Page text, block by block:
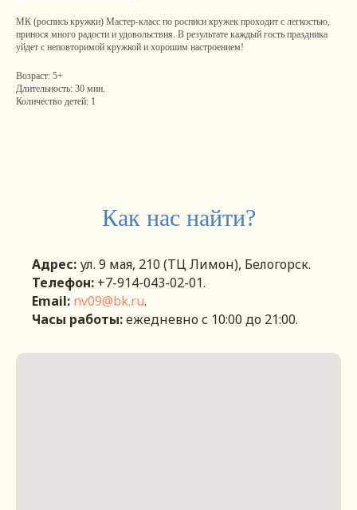
МК (роспись кружки) Мастер-класс по росписи кружек проходит с легкостью,
принося много радости и удовольствия. В результате каждый гость праздника
уйдет с неповторимой кружкой и хорошим настроением!
Возраст: 5+
Длительность: 30 мин.
Количество детей: 1
Как нас найти?
Адрес: ул. 9 мая, 210 (ТЦ Лимон), Белогорск.
Телефон: +7-914-043-02-01.
Email: nv09@bk.ru.
Часы работы:eжедневно с 10:00 до 21:00.